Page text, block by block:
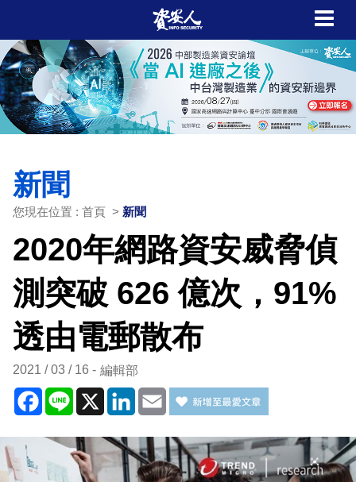
新聞
您現在位置 : 首頁 > 新聞
2020年網路資安威脅偵
測突破 626 億次，91%
透由電郵散布
2021 / 03 / 16 編輯部
Facebook
Line X LinkedIn
Email